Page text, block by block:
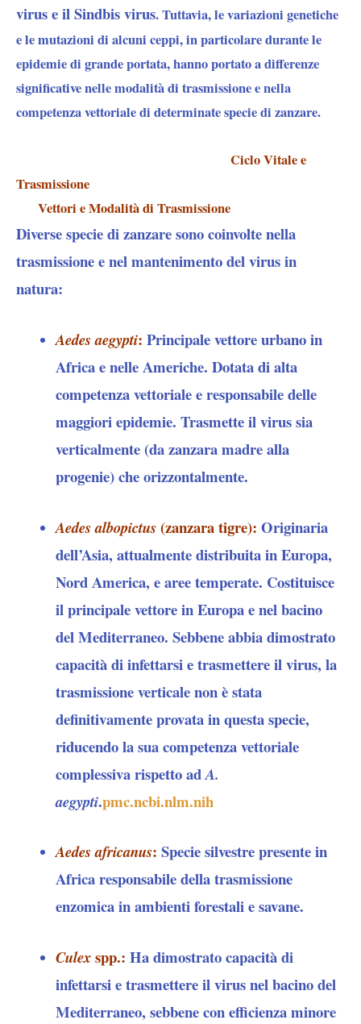
virus e il Sindbis virus. Tuttavia, le variazioni genetiche
e le mutazioni di alcuni ceppi, in particolare durante le
epidemie di grande portata, hanno portato a differenze
significative nelle modalità di trasmissione e nella
competenza vettoriale di determinate specie di zanzare.
Ciclo Vitale e
Trasmissione
Vettori e Modalità di Trasmissione
Diverse specie di zanzare sono coinvolte nella
trasmissione e nel mantenimento del virus in
natura:
Aedes aegypti: Principale vettore urbano in
Africa e nelle Americhe. Dotata di alta
competenza vettoriale e responsabile delle
maggiori epidemie. Trasmette il virus sia
verticalmente (da zanzara madre alla
progenie) che orizzontalmente.
Aedes albopictus(zanzara tigre): Originaria
dell’Asia, attualmente distribuita in Europa,
Nord America, e aree temperate. Costituisce
il principale vettore in Europa e nel bacino
del Mediterraneo. Sebbene abbia dimostrato
capacità di infettarsi e trasmettere il virus, la
trasmissione verticale non è stata
definitivamente provata in questa specie,
riducendo la sua competenza vettoriale
complessiva rispetto adA.
aegypti.pmc.ncbi.nlm.nih
Aedes africanus: Specie silvestre presente in
Africa responsabile della trasmissione
enzomica in ambienti forestali e savane.
Culexspp.: Ha dimostrato capacità di
infettarsi e trasmettere il virus nel bacino del
Mediterraneo, sebbene con efficienza minore